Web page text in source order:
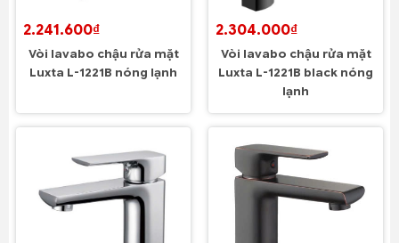
2.241.600₫
Vòi lavabo chậu rửa mặt
Luxta L-1221B nóng lạnh
2.304.000₫
Vòi lavabo chậu rửa mặt
Luxta L-1221B black nóng
lạnh